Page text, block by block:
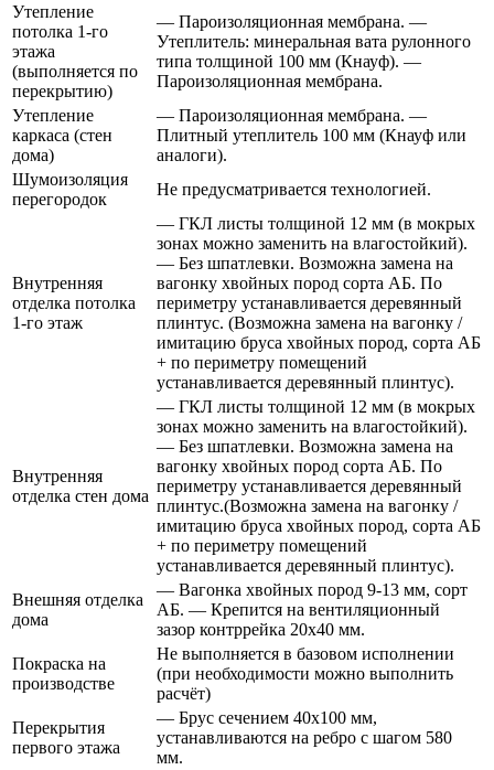
Утепление
потолка 1-го
этажа
(выполняется по
перекрытию)
— Пароизоляционная мембрана. —
Утеплитель: минеральная вата рулонного
типа толщиной 100 мм (Кнауф). —
Пароизоляционная мембрана.
Утепление
каркаса (стен
дома)
— Пароизоляционная мембрана. —
Плитный утеплитель 100 мм (Кнауф или
аналоги).
Шумоизоляция
перегородок
Не предусматривается технологией.
Внутренняя
отделка потолка
1-го этаж
— ГКЛ листы толщиной 12 мм (в мокрых
зонах можно заменить на влагостойкий).
— Без шпатлевки. Возможна замена на
вагонку хвойных пород сорта АБ. По
периметру устанавливается деревянный
плинтус. (Возможна замена на вагонку /
имитацию бруса хвойных пород, сорта АБ
+ по периметру помещений
устанавливается деревянный плинтус).
Внутренняя
отделка стен дома
— ГКЛ листы толщиной 12 мм (в мокрых
зонах можно заменить на влагостойкий).
— Без шпатлевки. Возможна замена на
вагонку хвойных пород сорта АБ. По
периметру устанавливается деревянный
плинтус.(Возможна замена на вагонку /
имитацию бруса хвойных пород, сорта АБ
+ по периметру помещений
устанавливается деревянный плинтус).
Внешняя отделка
дома
— Вагонка хвойных пород 9-13 мм, сорт
АБ. — Крепится на вентиляционный
зазор контррейка 20х40 мм.
Покраска на
производстве
Не выполняется в базовом исполнении
(при необходимости можно выполнить
расчёт)
Перекрытия
первого этажа
— Брус сечением 40х100 мм,
устанавливаются на ребро с шагом 580
мм.